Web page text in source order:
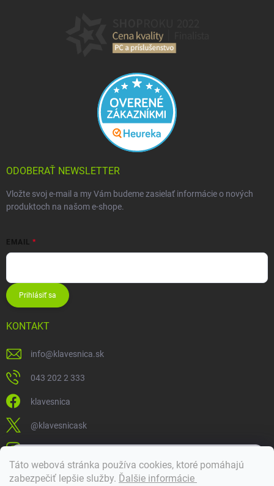
Táto webová stránka používa cookies, ktoré pomáhajú
zabezpečiť lepšie služby. Ďalšie informácie
ODOBERAŤ NEWSLETTER
Vložte svoj e-mail a my Vám budeme zasielať informácie o nových
produktoch na našom e-shope.
EMAIL
Prihlásiť sa
KONTAKT
info@klavesnica.sk
043 202 2 333
klavesnica
@klavesnicask
klavesnica_sk
Dobrý deň! 👋 Pomôžem vám nájsť správny diel. Napíšte mi.